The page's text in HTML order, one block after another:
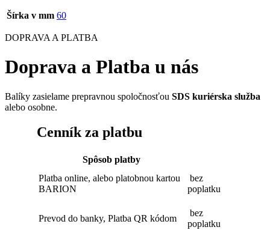
Šírka v mm 60
DOPRAVA A PLATBA
Doprava a Platba u nás
Balíky zasielame prepravnou spoločnosťou SDS kuriérska služba
alebo osobne.
Cenník za platbu
Spôsob platby
Platba online, alebo platobnou kartou
BARION
bez
poplatku
Prevod do banky, Platba QR kódom
bez
poplatku